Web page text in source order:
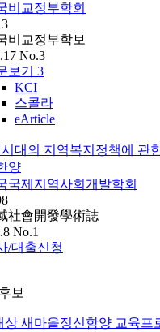
비교정부학회
비교정부학보
No.3
보기 3
KCI
스콜라
eArticle
대의 지역복지정책에 관
양
국제지역사회개발학회
社會開發學術誌
No.1
/대출신청
보
상 새마을정신함양 교육프